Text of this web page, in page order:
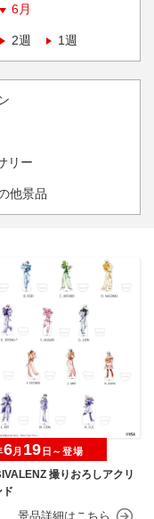
6月
2週 1週
リー
他景品
撮りおろしアクリ
ド
6月 19 日～登場